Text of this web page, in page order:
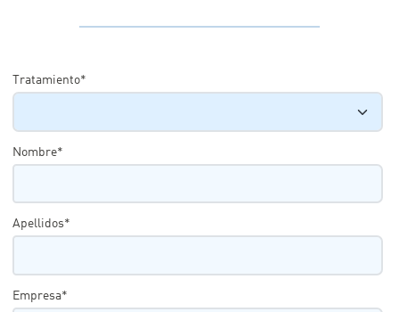
Tratamiento*
Nombre*
Apellidos*
Empresa*